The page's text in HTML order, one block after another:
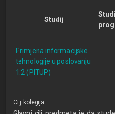
Studij
Primjena informacijske
tehnologije u poslovanju
1.2 (PITUP)
Cilj kolegija